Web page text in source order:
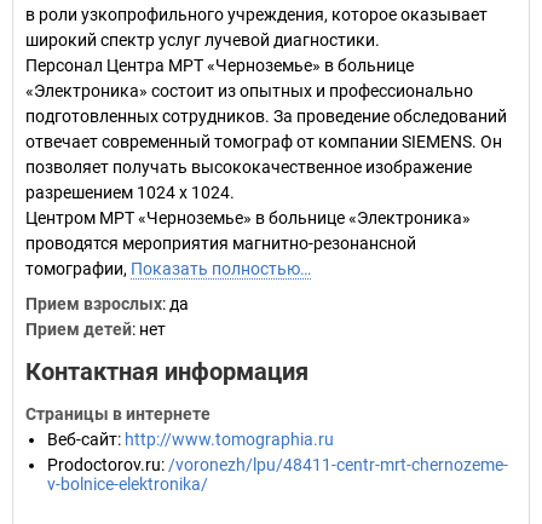
в роли узкопрофильного учреждения, которое оказывает
широкий спектр услуг лучевой диагностики.
Персонал Центра МРТ «Черноземье» в больнице
«Электроника» состоит из опытных и профессионально
подготовленных сотрудников. За проведение обследований
отвечает современный томограф от компании SIEMENS. Он
позволяет получать высококачественное изображение
разрешением 1024 х 1024.
Центром МРТ «Черноземье» в больнице «Электроника»
проводятся мероприятия магнитно-резонансной
томографии, Показать полностью…
Прием взрослых: да
Прием детей: нет
Контактная информация
Страницы в интернете
Веб-сайт: http://www.tomographia.ru
Prodoctorov.ru: /voronezh/lpu/48411-centr-mrt-chernozeme-
v-bolnice-elektronika/